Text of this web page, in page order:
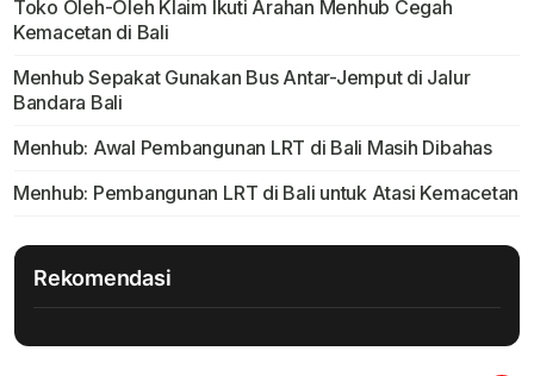
Toko Oleh-Oleh Klaim Ikuti Arahan Menhub Cegah
Kemacetan di Bali
Menhub Sepakat Gunakan Bus Antar-Jemput di Jalur
Bandara Bali
Menhub: Awal Pembangunan LRT di Bali Masih Dibahas
Menhub: Pembangunan LRT di Bali untuk Atasi Kemacetan
Rekomendasi